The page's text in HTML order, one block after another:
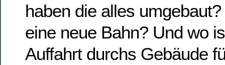
haben die alles
eine neue Bahn? Und wo
Auffahrt durchs Gebäude